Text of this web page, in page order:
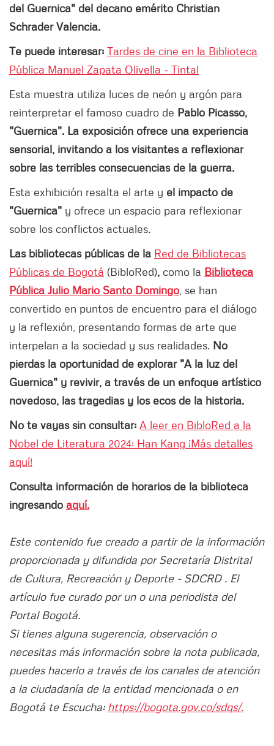
del Guernica" del decano emérito Christian
Schrader Valencia.
Te puede interesar: Tardes de cine en la Biblioteca
Pública Manuel Zapata Olivella - Tintal
Esta muestra utiliza luces de neón y argón para
reinterpretar el famoso cuadro de Pablo Picasso,
"Guernica". La exposición ofrece una experiencia
sensorial, invitando a los visitantes a reflexionar
sobre las terribles consecuencias de la guerra.
Esta exhibición resalta el arte y el impacto de
"Guernica" y ofrece un espacio para reflexionar
sobre los conflictos actuales.
Las bibliotecas públicas de la Red de Bibliotecas
Públicas de Bogotá (BibloRed), como la Biblioteca
Pública Julio Mario Santo Domingo , se han
convertido en puntos de encuentro para el diálogo
y la reflexión, presentando formas de arte que
interpelan a la sociedad y sus realidades. No
pierdas la oportunidad de explorar "A la luz del
Guernica" y revivir, a través de un enfoque artístico
novedoso, las tragedias y los ecos de la historia.
No te vayas sin consultar: A leer en BibloRed a la
Nobel de Literatura 2024: Han Kang ¡Más detalles
aquí!
Consulta información de horarios de la biblioteca
ingresando aquí.
Este contenido fue creado a partir de la información
proporcionada y difundida por Secretaría Distrital
de Cultura, Recreación y Deporte - SDCRD . El
artículo fue curado por un o una periodista del
Portal Bogotá.
Si tienes alguna sugerencia, observación o
necesitas más información sobre la nota publicada,
puedes hacerlo a través de los canales de atención
a la ciudadanía de la entidad mencionada o en
Bogotá te Escucha: https://bogota.gov.co/sdqs/.